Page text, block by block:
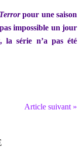
pour une saison
impossible un jour
la série n’a pas été
Article suivant »